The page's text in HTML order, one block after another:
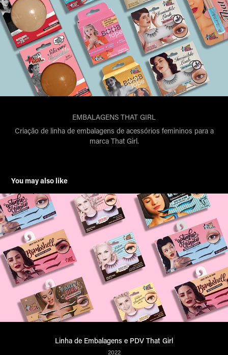
EMBALAGENS THAT GIRL
Criação de linha de embalagens de acessórios femininos para a
marca That Girl.
You may also like
Linha de Embalagens e PDV That Girl
2022